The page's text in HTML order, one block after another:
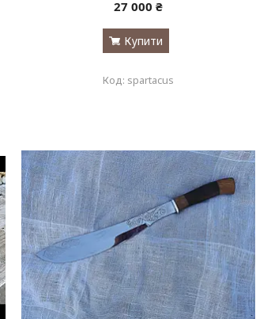
27 000 ₴
Купити
spartacus